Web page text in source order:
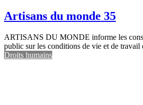
Artisans du monde 35
ARTISANS DU MONDE informe les
public sur les conditions de vie et de travail
Droits humains